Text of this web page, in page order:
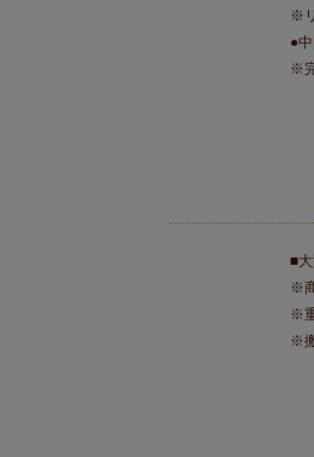
※
●
※
■
※
※
※